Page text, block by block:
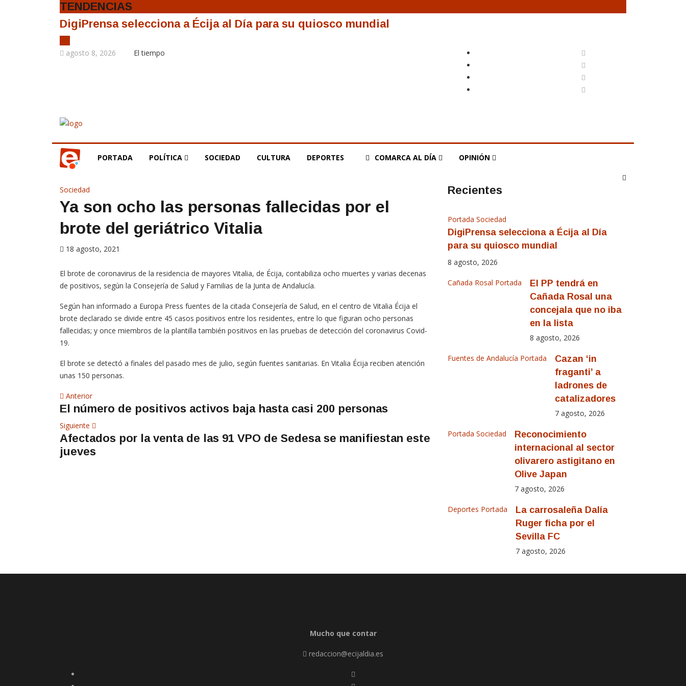
TENDENCIAS
DigiPrensa selecciona a Écija al Día para su quiosco mundial
agosto 8, 2026 El tiempo
PORTADA POLÍTICA SOCIEDAD CULTURA DEPORTES COMARCA AL DÍA OPINIÓN
Sociedad
Ya son ocho las personas fallecidas por el
brote del geriátrico Vitalia
18 agosto, 2021
El brote de coronavirus de la residencia de mayores Vitalia, de Écija, contabiliza ocho muertes y varias decenas
de positivos, según la Consejería de Salud y Familias de la Junta de Andalucía.
Según han informado a Europa Press fuentes de la citada Consejería de Salud, en el centro de Vitalia Écija el
brote declarado se divide entre 45 casos positivos entre los residentes, entre lo que figuran ocho personas
fallecidas; y once miembros de la plantilla también positivos en las pruebas de detección del coronavirus Covid-
19.
El brote se detectó a finales del pasado mes de julio, según fuentes sanitarias. En Vitalia Écija reciben atención
unas 150 personas.
Navegación
de
entradas
AnteriorArtículo
anterior
El número de positivos activos baja hasta casi 200 personas
Siguiente
artículo
Afectados por la venta de las 91 VPO de Sedesa se manifiestan este
jueves
Recientes
Portada Sociedad
DigiPrensa selecciona a Écija al Día
para su quiosco mundial
8 agosto, 2026
Cañada Rosal Portada
El PP tendrá en
Cañada Rosal una
concejala que no iba
en la lista
8 agosto, 2026
Fuentes de Andalucía Portada
Cazan ‘in
fraganti’ a
ladrones de
catalizadores
7 agosto, 2026
Portada Sociedad
Reconocimiento
internacional al sector
olivarero astigitano en
Olive Japan
7 agosto, 2026
Deportes Portada
La carrosaleña Dalía
Ruger ficha por el
Sevilla FC
7 agosto, 2026
Mucho que contar
redaccion@ecijaldia.es